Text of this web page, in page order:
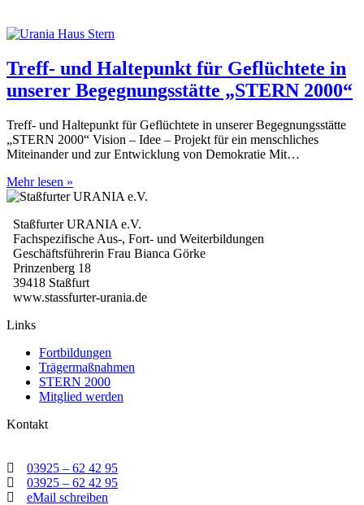
Treff- und Haltepunkt für Geflüchtete in
unserer Begegnungsstätte „STERN 2000“
Treff- und Haltepunkt für Geflüchtete in unserer Begegnungsstätte
„STERN 2000“ Vision – Idee – Projekt für ein menschliches
Miteinander und zur Entwicklung von Demokratie Mit…
Mehr lesen »
und
für
Geflüchtete
in
unserer
Begegnungsstätte
„STERN
Staßfurter URANIA e.V.
Fachspezifische Aus-, Fort- und Weiterbildungen
Geschäftsführerin Frau Bianca Görke
Prinzenberg 18
39418 Staßfurt
www.stassfurter-urania.de
Links
Fortbildungen
Trägermaßnahmen
STERN 2000
Mitglied werden
Kontakt
03925 – 62 42 95
03925 – 62 42 95
eMail schreiben